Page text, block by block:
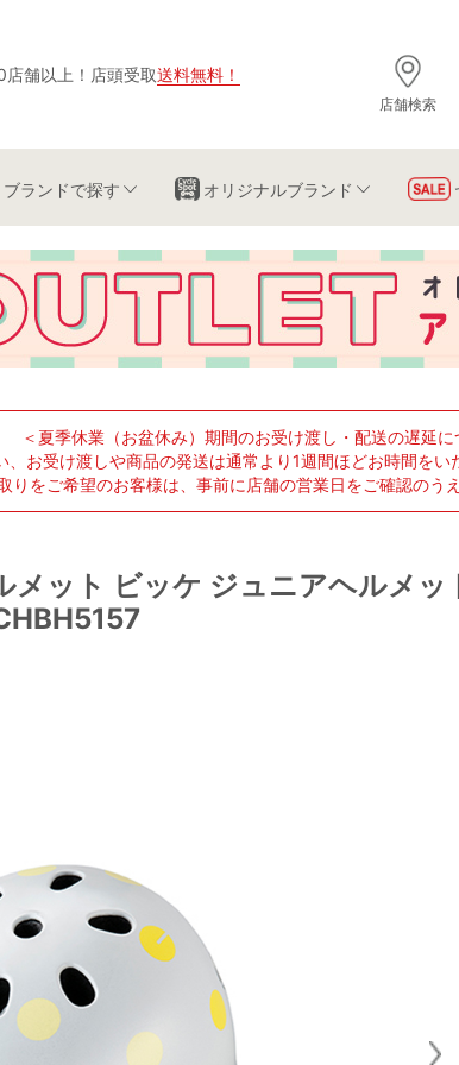
店舗以上 ！ 店頭受取送料無料 ！
店舗検索
ブランドで探す オリジナルブランド
＜夏季休業（お盆休み）期間のお受け渡し・配送の遅延に
、お受け渡しや商品の発送は通常より1週間ほどお時間をい
りをご希望のお客様は、事前に店舗の営業日をご確認のう
メット ビッケ ジュニアヘルメッ